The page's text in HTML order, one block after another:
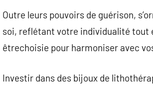
Outre leurs pouvoirs de guérison,
soi, reflétant votre individualité tout
êtrechoisie pour harmoniser avec
Investir dans des bijoux de